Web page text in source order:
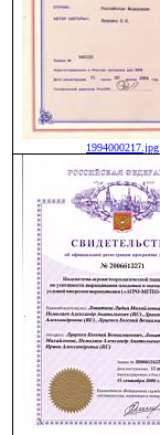
1994000217.jpg